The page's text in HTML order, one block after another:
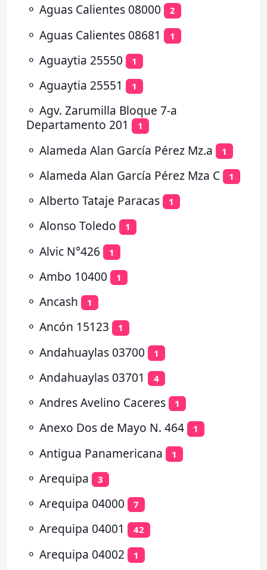
⚬ Aguas Calientes 08000 2
⚬ Aguas Calientes 08681 1
⚬ Aguaytia 25550 1
⚬ Aguaytia 25551 1
⚬ Agv. Zarumilla Bloque 7-a
Departamento 201
1
⚬ Alameda Alan García Pérez Mz.a 1
⚬ Alameda Alan García Pérez Mza C 1
⚬ Alberto Tataje Paracas 1
⚬ Alonso Toledo 1
⚬ Alvic N°426 1
⚬ Ambo 10400 1
⚬ Ancash 1
⚬ Ancón 15123 1
⚬ Andahuaylas 03700 1
⚬ Andahuaylas 03701 4
⚬ Andres Avelino Caceres 1
⚬ Anexo Dos de Mayo N. 464 1
⚬ Antigua Panamericana 1
⚬ Arequipa 3
⚬ Arequipa 04000 7
⚬ Arequipa 04001 42
⚬ Arequipa 04002 1